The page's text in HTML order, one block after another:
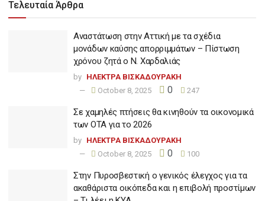
Τελευταία Άρθρα
Αναστάτωση στην Αττική με τα σχέδια
μονάδων καύσης απορριμμάτων – Πίστωση
χρόνου ζητά ο Ν. Χαρδαλιάς
by ΗΛΕΚΤΡΑ ΒΙΣΚΑΔΟΥΡΑΚΗ
October 8, 2025
0 247
Σε χαμηλές πτήσεις θα κινηθούν τα οικονομικά
των ΟΤΑ για το 2026
by ΗΛΕΚΤΡΑ ΒΙΣΚΑΔΟΥΡΑΚΗ
October 8, 2025
0 100
Στην Πυροσβεστική ο γενικός έλεγχος για τα
ακαθάριστα οικόπεδα και η επιβολή προστίμων